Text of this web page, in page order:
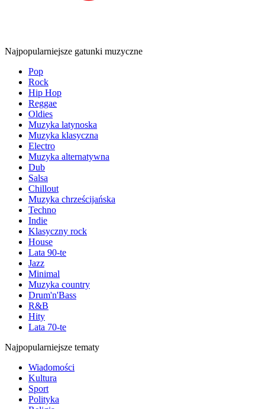
Najpopularniejsze gatunki muzyczne
Pop
Rock
Hip Hop
Reggae
Oldies
Muzyka latynoska
Muzyka klasyczna
Electro
Muzyka alternatywna
Dub
Salsa
Chillout
Muzyka chrześcijańska
Techno
Indie
Klasyczny rock
House
Lata 90-te
Jazz
Minimal
Muzyka country
Drum'n'Bass
R&B
Hity
Lata 70-te
Najpopularniejsze tematy
Wiadomości
Kultura
Sport
Polityka